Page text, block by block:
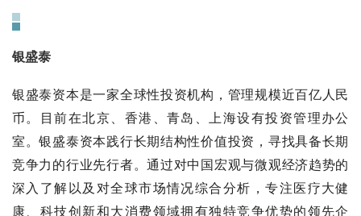
银盛泰
银盛泰资本是一家全球性投资机构，管理规模近百亿人民
币。目前在北京、香港、青岛、上海设有投资管理办公
室。银盛泰资本践行长期结构性价值投资，寻找具备长期
竞争力的行业先行者。通过对中国宏观与微观经济趋势的
深入了解以及对全球市场情况综合分析，专注医疗大健
康、科技创新和大消费领域拥有独特竞争优势的领先企